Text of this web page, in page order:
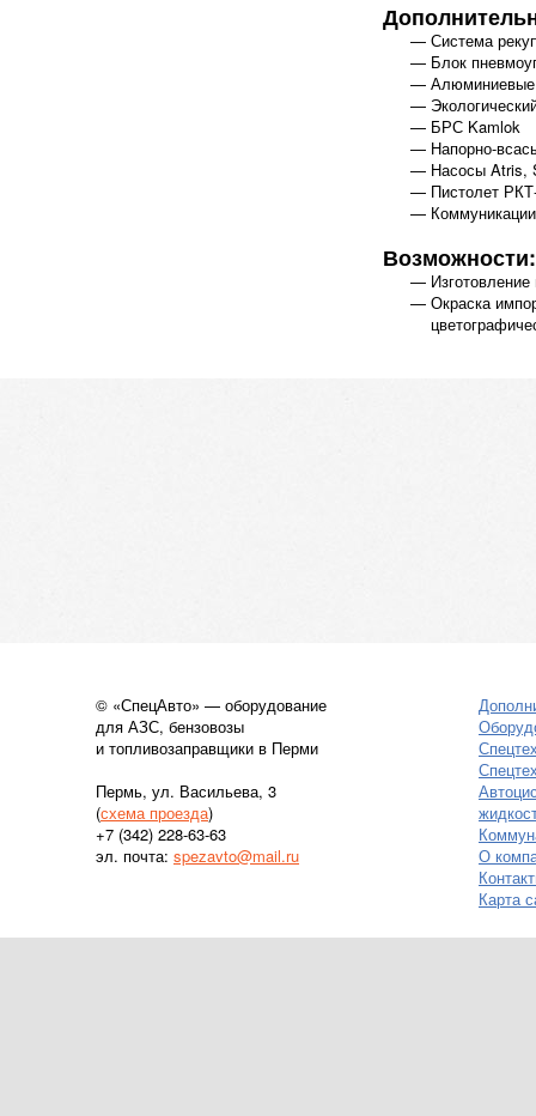
Система
Блок
Алюминиевые
БРС Kamlok
Напорно-
Насосы Atris,
Пистолет
Возможности:
Окраска
© «СпецАвто» — оборудование
для АЗС, бензовозы
и топливозаправщики в Перми
Пермь, ул. Васильева, 3
(схема проезда)
+7 (342) 228-63-63
эл. почта: spezavto@mail.ru
О
Карта